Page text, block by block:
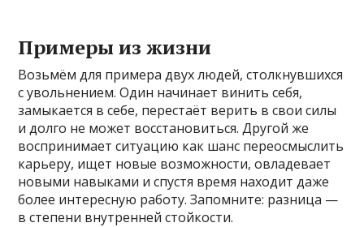
Примеры из жизни
Возьмём для примера двух людей, столкнувшихся
с увольнением. Один начинает винить себя,
замыкается в себе, перестаёт верить в свои силы
и долго не может восстановиться. Другой же
воспринимает ситуацию как шанс переосмыслить
карьеру, ищет новые возможности, овладевает
новыми навыками и спустя время находит даже
более интересную работу. Запомните: разница —
в степени внутренней стойкости.